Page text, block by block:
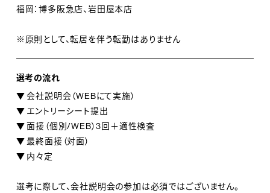
福岡：博多阪急店、岩田屋本店
※原則として、転居を伴う転勤はありません
選考の流れ
▼ 会社説明会（WEBにて実施）
▼ エントリーシート提出
▼ 面接（個別/WEB）3回＋適性検査
▼ 最終面接（対面）
▼ 内々定
選考に際して、会社説明会の参加は必須ではございません。